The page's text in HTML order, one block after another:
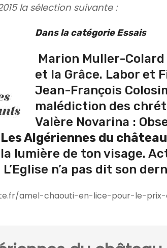
la sélection suivante :
Dans la catégorie Essais
Marion Muller-Colard
et la Grâce. Labor et
Jean-François
malédiction des
Valère Novarina :
Algériennes du
lumière de ton visage.
n’a pas dit son
amel-chaouti-en-lice-pour-le-